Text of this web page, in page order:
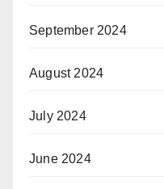
September 2024
August 2024
July 2024
June 2024